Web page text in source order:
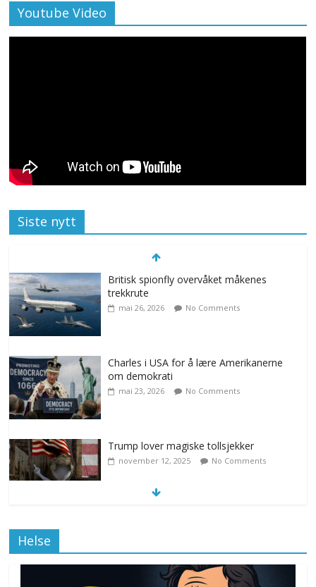
Youtube Video
Siste nytt
Britisk spionfly overvåket måkenes
trekkrute
mai 26, 2026 No Comments
Charles i USA for å lære Amerikanerne
om demokrati
mai 23, 2026 No Comments
Trump lover magiske tollsjekker
november 12, 2025 No Comments
Helse